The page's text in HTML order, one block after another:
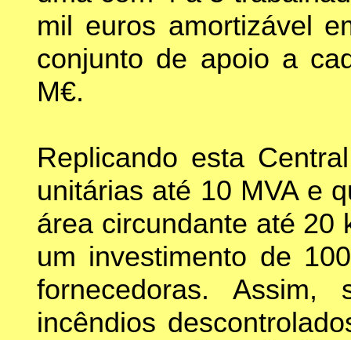
mil euros amortizável
conjunto de apoio a
M€.
Replicando esta
unitárias até 10 MVA e
área circundante até 20
um investimento de
fornecedoras.
incêndios